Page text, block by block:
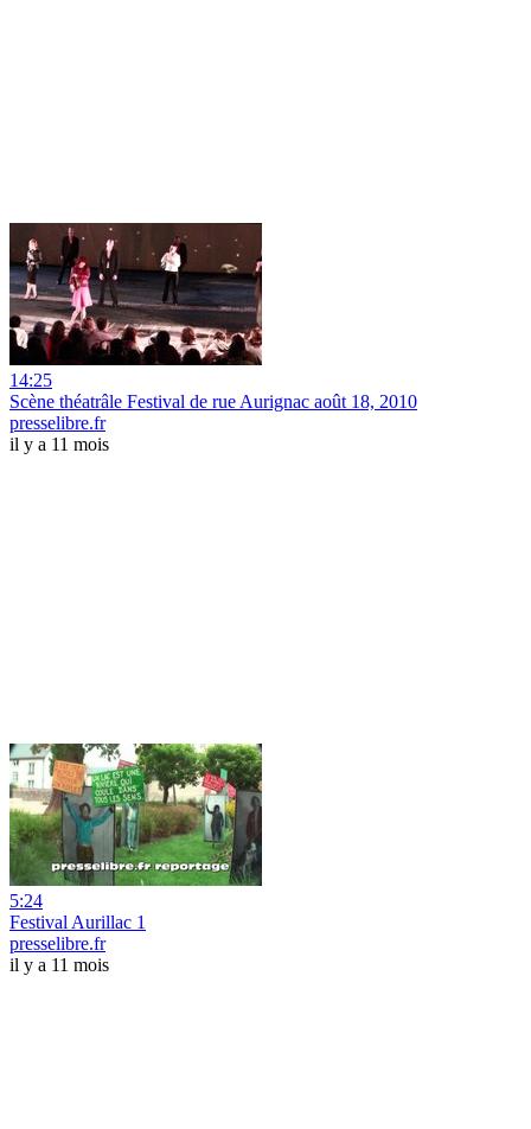
14:25
Scène théatrâle Festival de rue Aurignac août 18, 2010
presselibre.fr
il y a 11 mois
5:24
Festival Aurillac 1
presselibre.fr
il y a 11 mois